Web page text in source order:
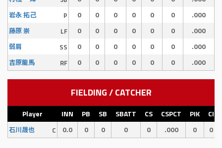
岩永 拓己 P 0 0 0 0 0 0 .000
藤原 崇 LF 0 0 0 0 0 0 .000
弱肩 SS 0 0 0 0 0 0 .000
吉原龍馬 RF 0 0 0 0 0 0 .000
FIELDING / CATCHER
Player INN PB SB SBATT CS CSPCT PIK CI
石川晟也 C 0.0 0 0 0 0 .000 0 0